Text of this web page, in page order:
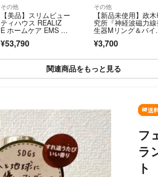
その他
【美品】スリムビュー
ティハウス REALIZ
E ホームケア EMS テ
器 リアライズ 本体
¥53,790
その他
【新品未使用】政
究所『神経波磁力線
生器Mリング＆バイ
リングカバー』政木和
ゆらぎ
¥3,700
関連商品をもっと見る
送
フ
ラ
ト